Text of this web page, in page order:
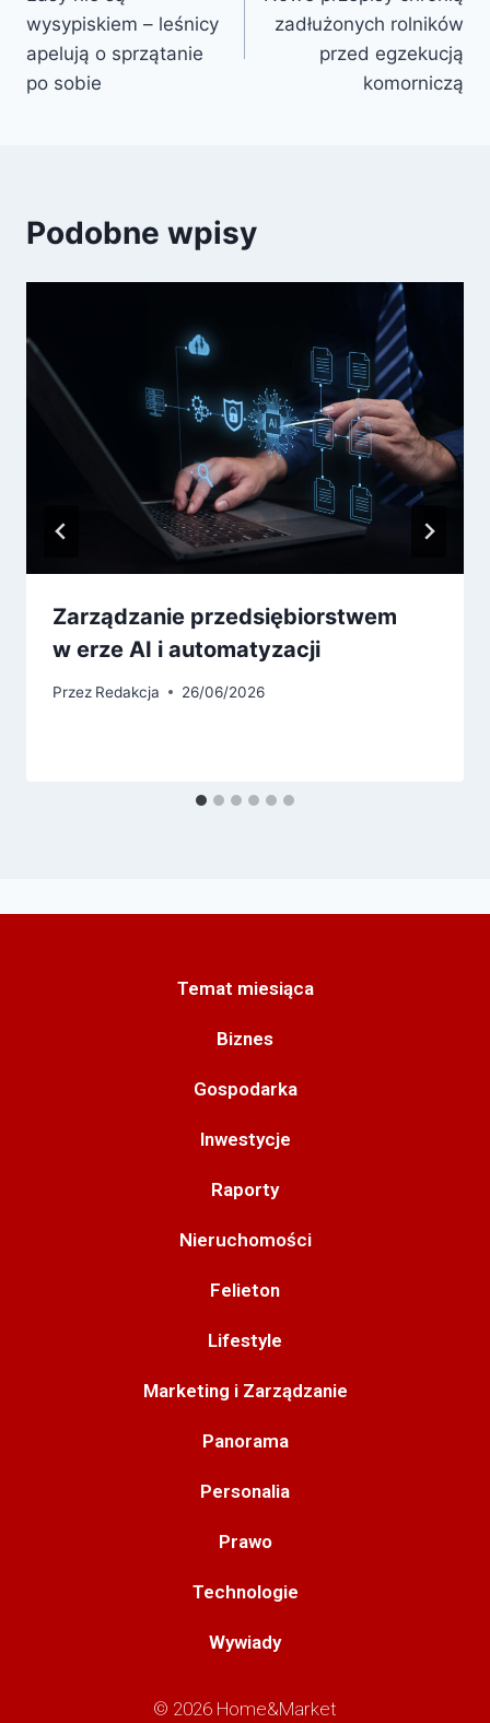
wysypiskiem – leśnicy
apelują o sprzątanie
po sobie
zadłużonych rolników
przed egzekucją
komorniczą
Podobne wpisy
Zarządzanie przedsiębiorstwem
w erze AI i automatyzacji
Przez Redakcja 26/06/2026
Temat miesiąca
Biznes
Gospodarka
Inwestycje
Raporty
Nieruchomości
Felieton
Lifestyle
Marketing i Zarządzanie
Panorama
Personalia
Prawo
Technologie
Wywiady
© 2026 Home&Market